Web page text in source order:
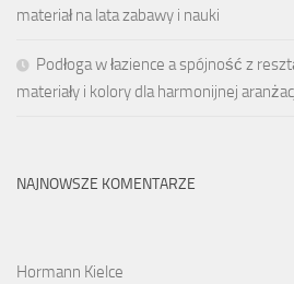
materiał na lata zabawy i nauki
Podłoga w łazience a spójność z
materiały i kolory dla harmonijnej
NAJNOWSZE KOMENTARZE
Hormann Kielce